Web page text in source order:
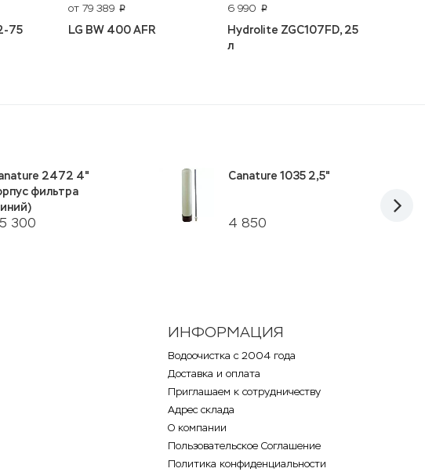
75
от 79 389 p
LG BW 400 AFR
6 990 p
Hydrolite ZGC107FD, 25
л
300
2472 4"
фильтра
4 850
Canature 1035 2,5"
ИНФОРМАЦИЯ
Водоочистка с 2004 года
Доставка и оплата
Приглашаем к сотрудничеству
Адрес склада
О компании
Пользовательское Соглашение
Политика конфиденциальности